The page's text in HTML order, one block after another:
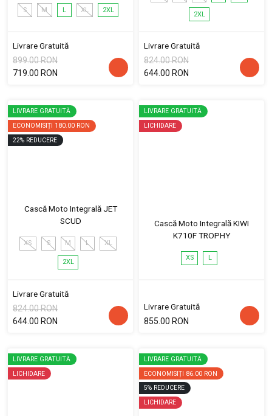
S M L XL 2XL
Livrare Gratuită
899.00 RON
719.00 RON
2XL
Livrare Gratuită
824.00 RON
644.00 RON
LIVRARE GRATUITĂ
ECONOMISIȚI 180.00 RON
22% REDUCERE
Cască Moto Integrală JET
SCUD
XS S M L XL
2XL
Livrare Gratuită
824.00 RON
644.00 RON
LIVRARE GRATUITĂ
LICHIDARE
Cască Moto Integrală KIWI
K710F TROPHY
XS L
Livrare Gratuită
855.00 RON
LIVRARE GRATUITĂ
LICHIDARE
LIVRARE GRATUITĂ
ECONOMISIȚI 86.00 RON
5% REDUCERE
LICHIDARE